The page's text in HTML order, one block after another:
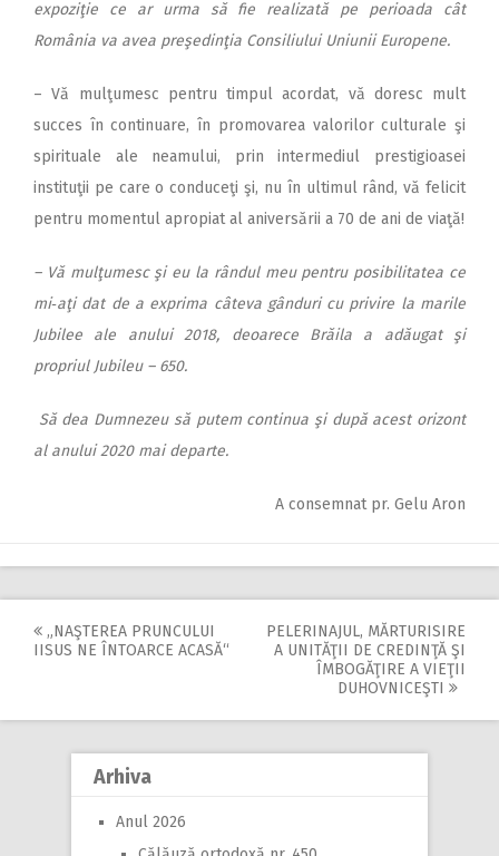
expoziţie ce ar urma să fie realizată pe perioada cât
România va avea preşedinţia Consiliului Uniunii Europene.
– Vă mulţumesc pentru timpul acordat, vă doresc mult
succes în continuare, în promovarea valorilor culturale şi
spirituale ale neamului, prin intermediul prestigioasei
instituţii pe care o conduceţi şi, nu în ultimul rând, vă felicit
pentru momentul apropiat al aniversării a 70 de ani de viaţă!
– Vă mulţumesc şi eu la rândul meu pentru posibilitatea ce
mi‑aţi dat de a exprima câteva gânduri cu privire la marile
Jubilee ale anului 2018, deoarece Brăila a adăugat şi
propriul Jubileu – 650.
Să dea Dumnezeu să putem continua şi după acest orizont
al anului 2020 mai departe.
A consemnat pr. Gelu Aron
Post
„NAŞTEREA PRUNCULUI
IISUS NE ÎNTOARCE ACASĂ“
PELERINAJUL, MĂRTURISIRE
A UNITĂŢII DE CREDINŢĂ ŞI
ÎMBOGĂŢIRE A VIEŢII
DUHOVNICEŞTI
Arhiva
Anul 2026